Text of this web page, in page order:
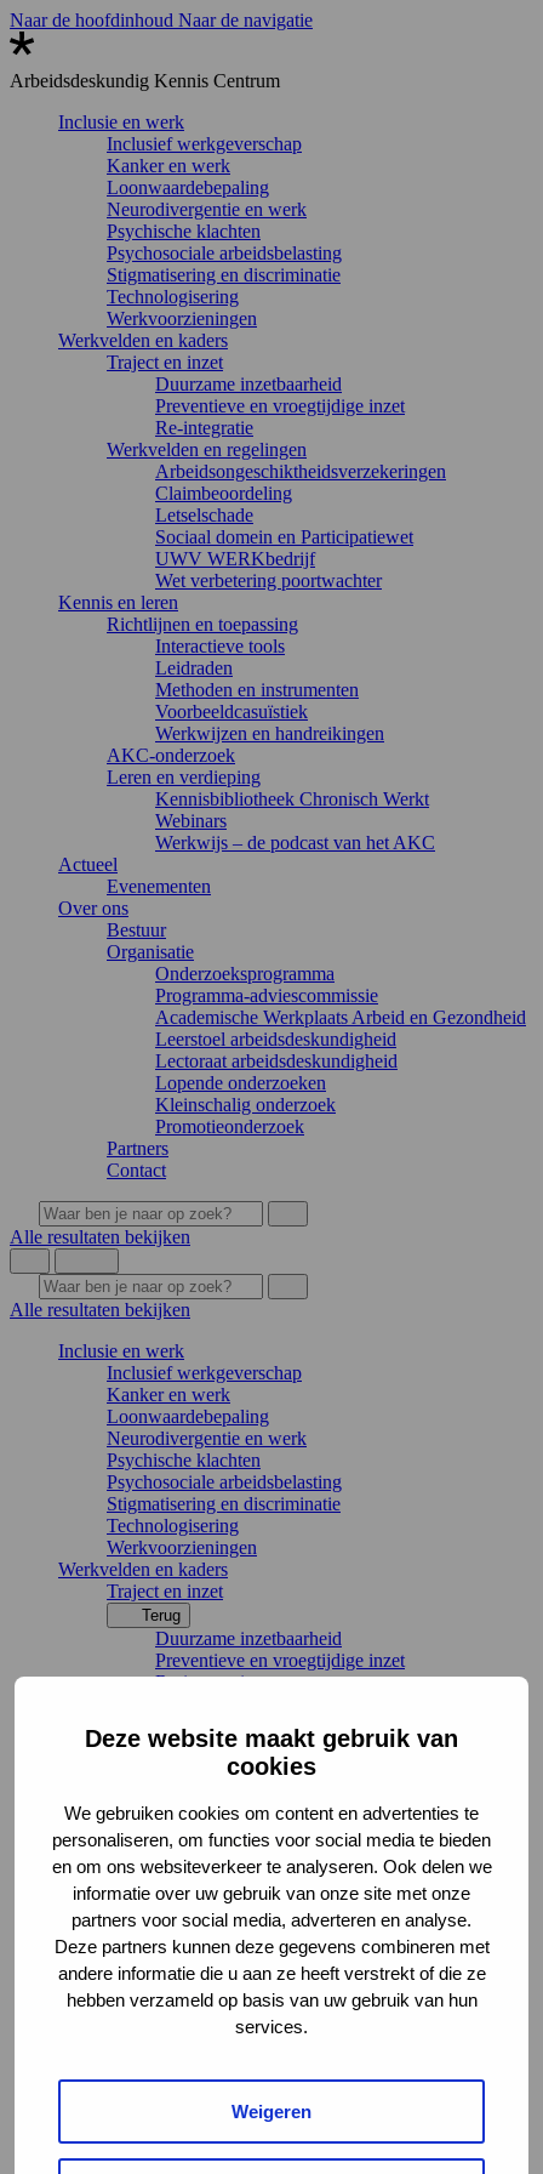
Deze website maakt gebruik van
cookies
We gebruiken cookies om content en advertenties te
personaliseren, om functies voor social media te bieden
en om ons websiteverkeer te analyseren. Ook delen we
informatie over uw gebruik van onze site met onze
partners voor social media, adverteren en analyse.
Deze partners kunnen deze gegevens combineren met
andere informatie die u aan ze heeft verstrekt of die ze
hebben verzameld op basis van uw gebruik van hun
services.
Weigeren
Naar de hoofdinhoud Naar de navigatie
Arbeidsdeskundig Kennis Centrum
Inclusie en werk
Inclusief werkgeverschap
Kanker en werk
Loonwaardebepaling
Neurodivergentie en werk
Psychische klachten
Psychosociale arbeidsbelasting
Stigmatisering en discriminatie
Technologisering
Werkvoorzieningen
Werkvelden en kaders
Traject en inzet
Duurzame inzetbaarheid
Preventieve en vroegtijdige inzet
Re-integratie
Werkvelden en regelingen
Arbeidsongeschiktheidsverzekeringen
Claimbeoordeling
Letselschade
Sociaal domein en Participatiewet
UWV WERKbedrijf
Wet verbetering poortwachter
Kennis en leren
Richtlijnen en toepassing
Interactieve tools
Leidraden
Methoden en instrumenten
Voorbeeldcasuïstiek
Werkwijzen en handreikingen
AKC-onderzoek
Leren en verdieping
Kennisbibliotheek Chronisch Werkt
Webinars
Werkwijs – de podcast van het AKC
Actueel
Evenementen
Over ons
Bestuur
Organisatie
Onderzoeksprogramma
Programma-adviescommissie
Academische Werkplaats Arbeid en Gezondheid
Leerstoel arbeidsdeskundigheid
Lectoraat arbeidsdeskundigheid
Lopende onderzoeken
Kleinschalig onderzoek
Promotieonderzoek
Partners
Contact
Alle resultaten bekijken
Alle resultaten bekijken
Inclusie en werk
Inclusief werkgeverschap
Kanker en werk
Loonwaardebepaling
Neurodivergentie en werk
Psychische klachten
Psychosociale arbeidsbelasting
Stigmatisering en discriminatie
Technologisering
Werkvoorzieningen
Werkvelden en kaders
Traject en inzet
Terug
Duurzame inzetbaarheid
Preventieve en vroegtijdige inzet
Re-integratie
Arbeidsongeschiktheidsverzekeringen
Claimbeoordeling
Sociaal domein en Participatiewet
UWV WERKbedrijf
Wet verbetering poortwachter
Kennis en leren
Richtlijnen en toepassing
Terug
Interactieve tools
Leidraden
Methoden en instrumenten
Voorbeeldcasuïstiek
Werkwijzen en handreikingen
Leren en verdieping